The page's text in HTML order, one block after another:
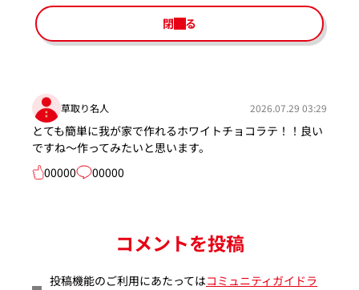
閉じる
草取り名人 2026.07.29 03:29
とても簡単に我が家で作れるホワイトチョコラテ！！良い
ですね～作ってみたいと思います。
00000
00000
コメントを投稿
投稿機能のご利用にあたってはコミュニティガイドラ